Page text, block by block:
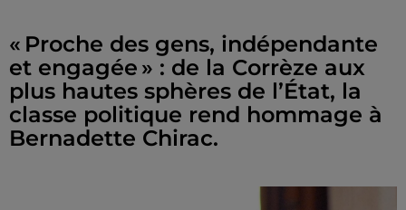
« Proche des gens, indépendante
et engagée » : de la Corrèze aux
plus hautes sphères de l’État, la
classe politique rend hommage à
Bernadette Chirac.